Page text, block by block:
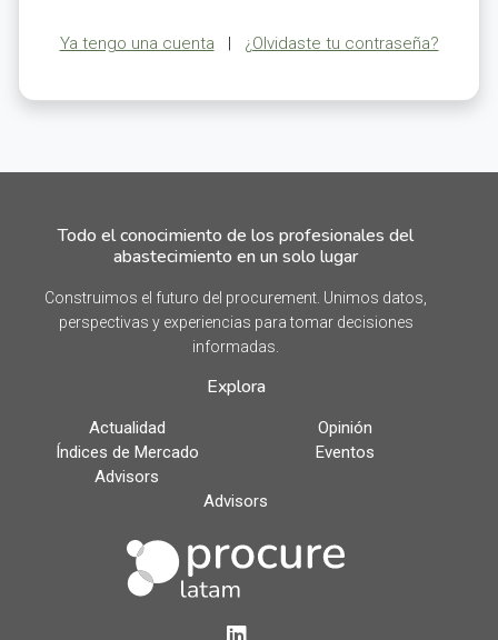
Ya tengo una cuenta | ¿Olvidaste tu contraseña?
Todo el conocimiento de los profesionales del
abastecimiento en un solo lugar
Construimos el futuro del procurement. Unimos datos,
perspectivas y experiencias para tomar decisiones
informadas.
Explora
Actualidad
Opinión
Índices de Mercado
Eventos
Advisors
Advisors
LinkedIn